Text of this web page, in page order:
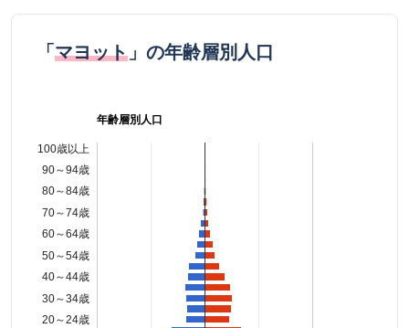
「マヨット」の年齢層別人口
年齢層別人口
20～24歳
30～34歳
40～44歳
50～54歳
60～64歳
70～74歳
80～84歳
90～94歳
100歳以上